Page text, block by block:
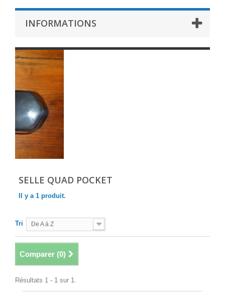
INFORMATIONS
SELLE QUAD POCKET
Il y a 1 produit.
Tri De A à Z
Comparer (0)
Résultats 1 - 1 sur 1.